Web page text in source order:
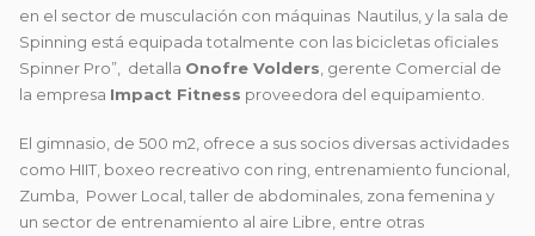
en el sector de musculación con máquinas Nautilus, y la sala de
Spinning está equipada totalmente con las bicicletas oficiales
Spinner Pro”, detalla Onofre Volders , gerente Comercial de
la empresa Impact Fitness proveedora del equipamiento.
El gimnasio, de 500 m2, ofrece a sus socios diversas actividades
como HIIT, boxeo recreativo con ring, entrenamiento funcional,
Zumba, Power Local, taller de abdominales, zona femenina y
un sector de entrenamiento al aire Libre, entre otras